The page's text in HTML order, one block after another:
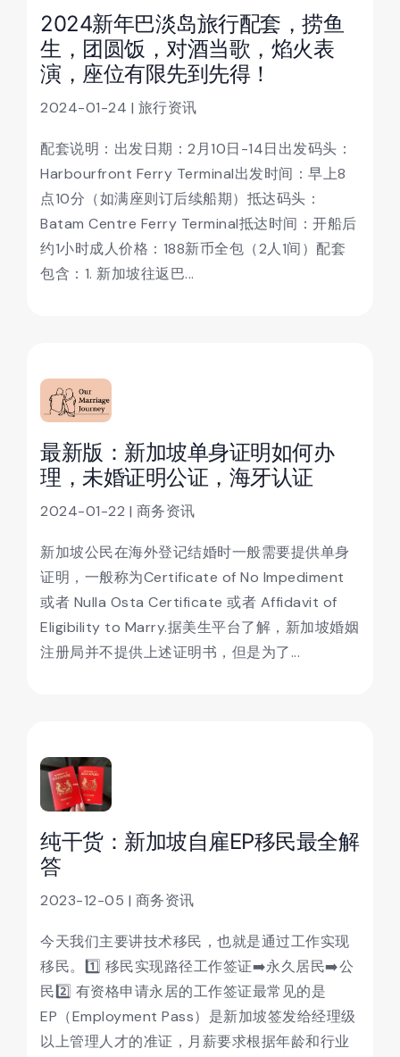
2024新年巴淡岛旅行配套，捞鱼
生，团圆饭，对酒当歌，焰火表
演，座位有限先到先得！
2024-01-24 | 旅行资讯
配套说明：出发日期：2月10日-14日出发码头：
Harbourfront Ferry Terminal出发时间：早上8
点10分（如满座则订后续船期）抵达码头：
Batam Centre Ferry Terminal抵达时间：开船后
约1小时成人价格：188新币全包（2人1间）配套
包含：1. 新加坡往返巴...
最新版：新加坡单身证明如何办
理，未婚证明公证，海牙认证
2024-01-22 | 商务资讯
新加坡公民在海外登记结婚时一般需要提供单身
证明，一般称为Certificate of No Impediment
或者 Nulla Osta Certificate 或者 Affidavit of
Eligibility to Marry.据美生平台了解，新加坡婚姻
注册局并不提供上述证明书，但是为了...
纯干货：新加坡自雇EP移民最全解
答
2023-12-05 | 商务资讯
今天我们主要讲技术移民，也就是通过工作实现
移民。1️⃣ 移民实现路径工作签证➡️永久居民➡️公
民2️⃣ 有资格申请永居的工作签证最常见的是
EP（Employment Pass）是新加坡签发给经理级
以上管理人才的准证，月薪要求根据年龄和行业